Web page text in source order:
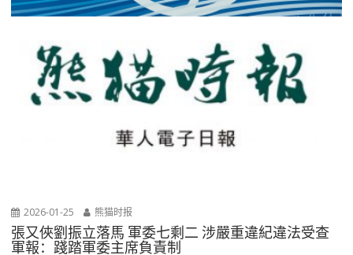
2026-01-25 熊猫时报
張又俠劉振立落馬 軍委七剩二 涉嚴重違紀違法受查
軍報：踐踏軍委主席負責制